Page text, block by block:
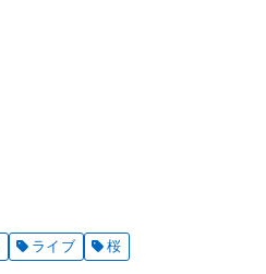
ライブ 桜